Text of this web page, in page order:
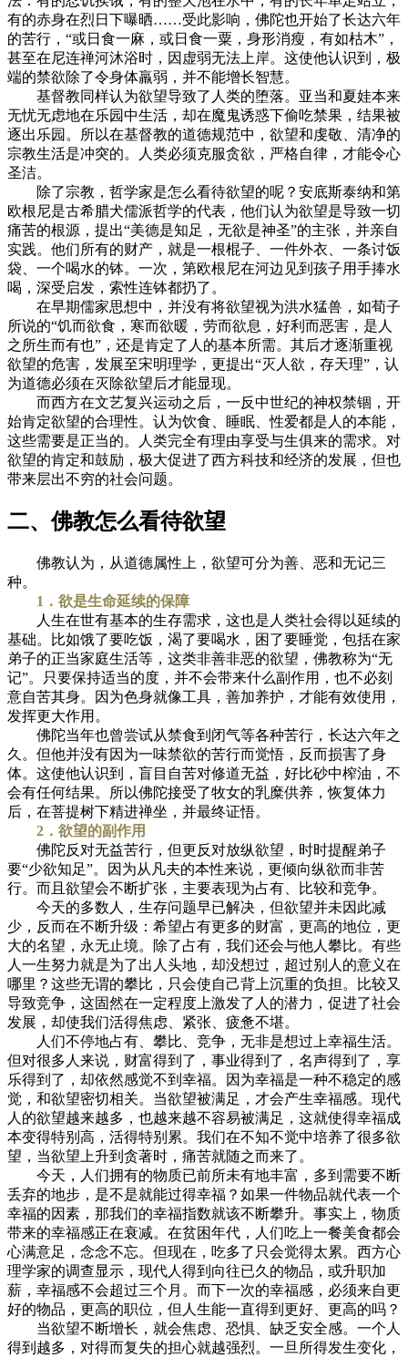
有的赤身在烈日下曝晒……受此影响，佛陀也开始了长达六年
的苦行，“或日食一麻，或日食一粟，身形消瘦，有如枯木”，
甚至在尼连禅河沐浴时，因虚弱无法上岸。这使他认识到，极
端的禁欲除了令身体羸弱，并不能增长智慧。
基督教同样认为欲望导致了人类的堕落。亚当和夏娃本来
无忧无虑地在乐园中生活，却在魔鬼诱惑下偷吃禁果，结果被
逐出乐园。所以在基督教的道德规范中，欲望和虔敬、清净的
宗教生活是冲突的。人类必须克服贪欲，严格自律，才能令心
圣洁。
除了宗教，哲学家是怎么看待欲望的呢？安底斯泰纳和第
欧根尼是古希腊犬儒派哲学的代表，他们认为欲望是导致一切
痛苦的根源，提出“美德是知足，无欲是神圣”的主张，并亲自
实践。他们所有的财产，就是一根棍子、一件外衣、一条讨饭
袋、一个喝水的钵。一次，第欧根尼在河边见到孩子用手捧水
喝，深受启发，索性连钵都扔了。
在早期儒家思想中，并没有将欲望视为洪水猛兽，如荀子
所说的“饥而欲食，寒而欲暖，劳而欲息，好利而恶害，是人
之所生而有也”，还是肯定了人的基本所需。其后才逐渐重视
欲望的危害，发展至宋明理学，更提出“灭人欲，存天理”，认
为道德必须在灭除欲望后才能显现。
而西方在文艺复兴运动之后，一反中世纪的神权禁锢，开
始肯定欲望的合理性。认为饮食、睡眠、性爱都是人的本能，
这些需要是正当的。人类完全有理由享受与生俱来的需求。对
欲望的肯定和鼓励，极大促进了西方科技和经济的发展，但也
带来层出不穷的社会问题。
二、佛教怎么看待欲望
佛教认为，从道德属性上，欲望可分为善、恶和无记三
种。
1．欲是生命延续的保障
人生在世有基本的生存需求，这也是人类社会得以延续的
基础。比如饿了要吃饭，渴了要喝水，困了要睡觉，包括在家
弟子的正当家庭生活等，这类非善非恶的欲望，佛教称为“无
记”。只要保持适当的度，并不会带来什么副作用，也不必刻
意自苦其身。因为色身就像工具，善加养护，才能有效使用，
发挥更大作用。
佛陀当年也曾尝试从禁食到闭气等各种苦行，长达六年之
久。但他并没有因为一味禁欲的苦行而觉悟，反而损害了身
体。这使他认识到，盲目自苦对修道无益，好比砂中榨油，不
会有任何结果。所以佛陀接受了牧女的乳糜供养，恢复体力
后，在菩提树下精进禅坐，并最终证悟。
2．欲望的副作用
佛陀反对无益苦行，但更反对放纵欲望，时时提醒弟子
要“少欲知足”。因为从凡夫的本性来说，更倾向纵欲而非苦
行。而且欲望会不断扩张，主要表现为占有、比较和竞争。
今天的多数人，生存问题早已解决，但欲望并未因此减
少，反而在不断升级：希望占有更多的财富，更高的地位，更
大的名望，永无止境。除了占有，我们还会与他人攀比。有些
人一生努力就是为了出人头地，却没想过，超过别人的意义在
哪里？这些无谓的攀比，只会使自己背上沉重的负担。比较又
导致竞争，这固然在一定程度上激发了人的潜力，促进了社会
发展，却使我们活得焦虑、紧张、疲惫不堪。
人们不停地占有、攀比、竞争，无非是想过上幸福生活。
但对很多人来说，财富得到了，事业得到了，名声得到了，享
乐得到了，却依然感觉不到幸福。因为幸福是一种不稳定的感
觉，和欲望密切相关。当欲望被满足，才会产生幸福感。现代
人的欲望越来越多，也越来越不容易被满足，这就使得幸福成
本变得特别高，活得特别累。我们在不知不觉中培养了很多欲
望，当欲望上升到贪著时，痛苦就随之而来了。
今天，人们拥有的物质已前所未有地丰富，多到需要不断
丢弃的地步，是不是就能过得幸福？如果一件物品就代表一个
幸福的因素，那我们的幸福指数就该不断攀升。事实上，物质
带来的幸福感正在衰减。在贫困年代，人们吃上一餐美食都会
心满意足，念念不忘。但现在，吃多了只会觉得太累。西方心
理学家的调查显示，现代人得到向往已久的物品，或升职加
薪，幸福感不会超过三个月。而下一次的幸福感，必须来自更
好的物品，更高的职位，但人生能一直得到更好、更高的吗？
当欲望不断增长，就会焦虑、恐惧、缺乏安全感。一个人
得到越多，对得而复失的担心就越强烈。一旦所得发生变化，